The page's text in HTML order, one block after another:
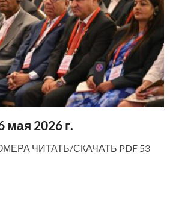
мая 2026 г.
ЧИТАТЬ/СКАЧАТЬ PDF 53